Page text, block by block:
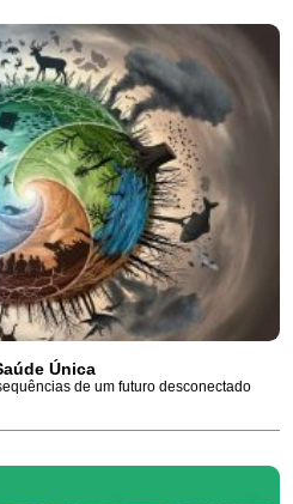
Única
de um futuro desconectado